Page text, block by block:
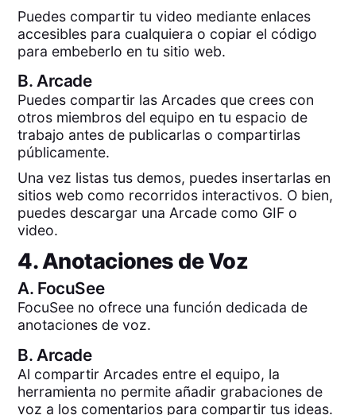
Puedes compartir tu video mediante enlaces
accesibles para cualquiera o copiar el código
para embeberlo en tu sitio web.
B.Arcade
Puedes compartir las Arcades que crees con
otros miembros del equipo en tu espacio de
trabajo antes de publicarlas o compartirlas
públicamente.
Una vez listas tus demos, puedes insertarlas en
sitios web como recorridos interactivos. O bien,
puedes descargar una Arcade como GIF o
video.
4. Anotaciones de Voz
A. FocuSee
FocuSee no ofrece una función dedicada de
anotaciones de voz.
B. Arcade
Al compartir Arcades entre el equipo, la
herramienta no permite añadir grabaciones de
voz a los comentarios para compartir tus ideas.